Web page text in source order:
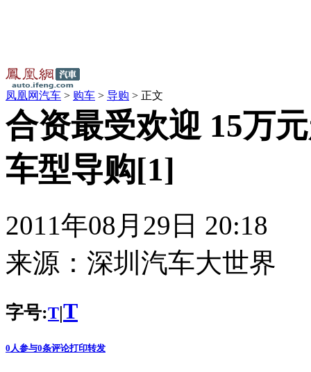
凤凰网汽车 > 购车 > 导购 > 正文
合资最受欢迎 15万
车型导购[1]
2011年08月29日 20:18
来源： 深圳汽车大世界
字号:T|T
0 人参与0条评论打印转发